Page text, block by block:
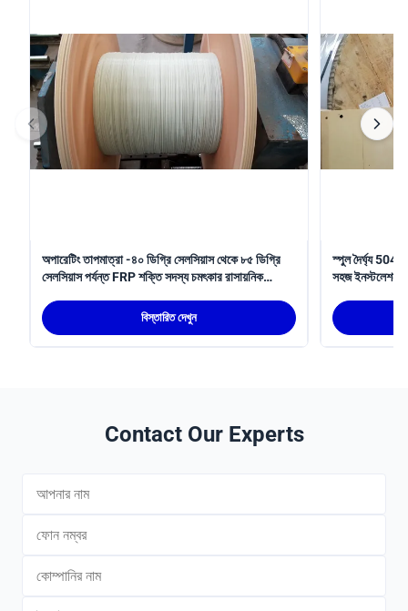
অপারেটিং তাপমাত্রা -৪০ ডিগ্রি সেলসিয়াস থেকে ৮৫ ডিগ্রি
সেলসিয়াস পর্যন্ত FRP শক্তি সদস্য চমৎকার রাসায়নিক
প্রসারনযোগ্যতা নিশ্চিত করে যা তারের শক্তি বৃদ্ধি করে
বিস্তারিত দেখুন
স্পুল দৈর্ঘ্য
সহজ ইনস্টলেশন
Contact Our Experts